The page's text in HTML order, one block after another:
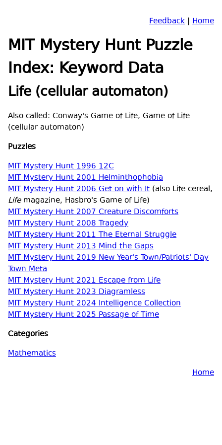
Feedback | Home
MIT Mystery Hunt Puzzle
Index: Keyword Data
Life (cellular automaton)
Also called: Conway's Game of Life, Game of Life
(cellular automaton)
Puzzles
MIT Mystery Hunt 1996 12C
MIT Mystery Hunt 2001 Helminthophobia
MIT Mystery Hunt 2006 Get on with It (also Life cereal,
Life magazine, Hasbro's Game of Life)
MIT Mystery Hunt 2007 Creature Discomforts
MIT Mystery Hunt 2008 Tragedy
MIT Mystery Hunt 2011 The Eternal Struggle
MIT Mystery Hunt 2013 Mind the Gaps
MIT Mystery Hunt 2019 New Year's Town/Patriots' Day
Town Meta
MIT Mystery Hunt 2021 Escape from Life
MIT Mystery Hunt 2023 Diagramless
MIT Mystery Hunt 2024 Intelligence Collection
MIT Mystery Hunt 2025 Passage of Time
Categories
Mathematics
Home